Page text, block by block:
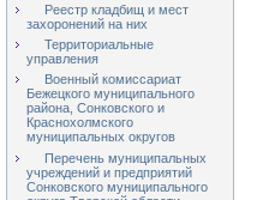
Реестр кладбищ и мест
захоронений на них
Территориальные
управления
Военный комиссариат
Бежецкого муниципального
района, Сонковского и
Краснохолмского
муниципальных округов
Перечень муниципальных
учреждений и предприятий
Сонковского муниципального